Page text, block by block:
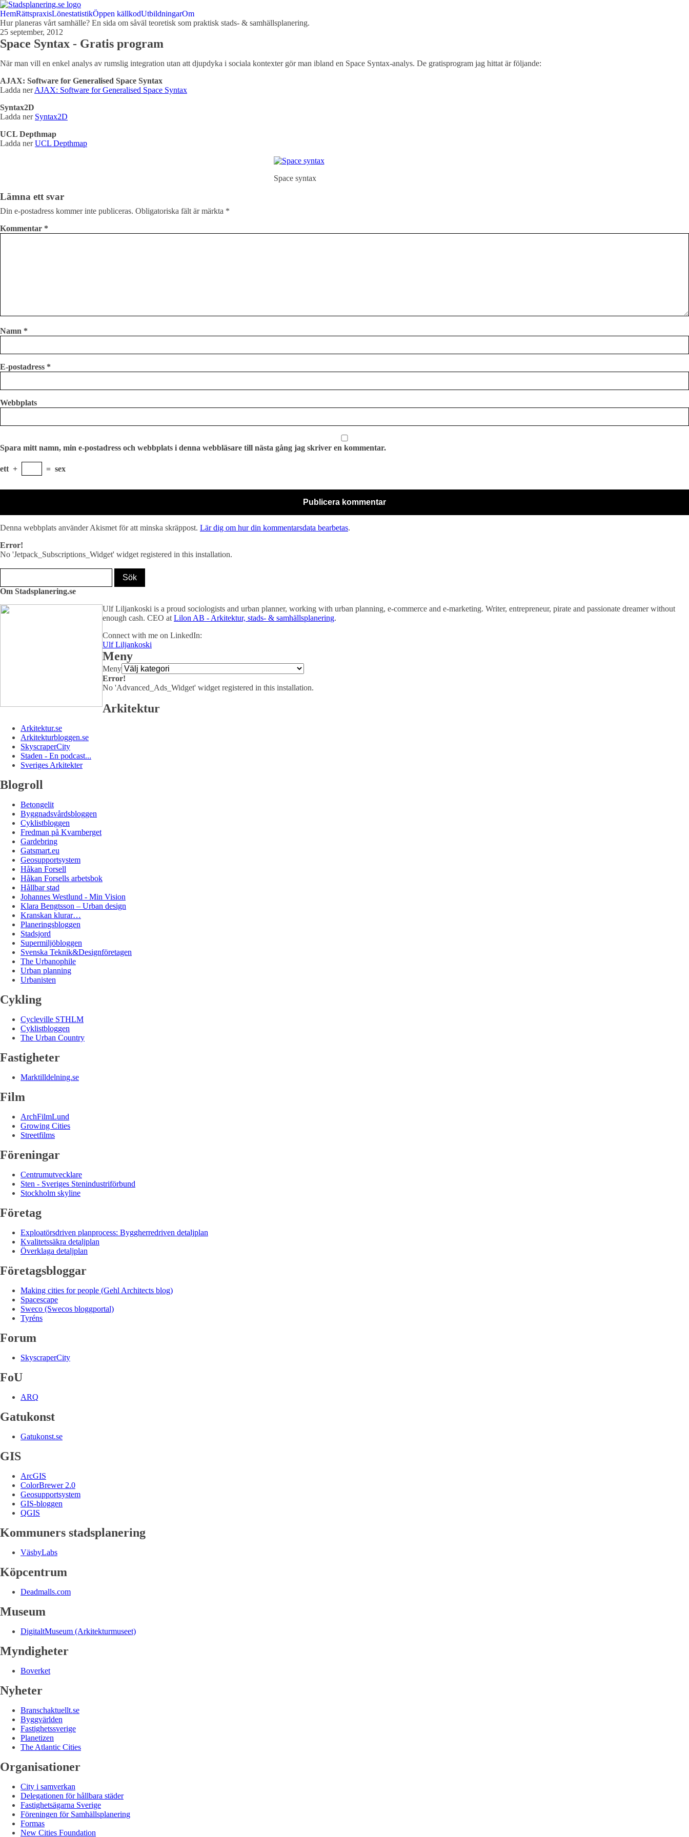
HemRättspraxisLönestatistikÖppen källkodUtbildningarOm
Hur planeras vårt samhälle? En sida om såväl teoretisk som praktisk stads- & samhällsplanering.
25 september, 2012
Space Syntax - Gratis program
När man vill en enkel analys av rumslig integration utan att djupdyka i sociala kontexter gör man ibland en Space Syntax-analys. De gratisprogram jag hittat är följande:
AJAX: Software for Generalised Space Syntax
Ladda nerAJAX: Software for Generalised Space Syntax
Syntax2D
Ladda ner Syntax2D
UCL Depthmap
Ladda nerUCL Depthmap
Space syntax
Lämna ett svar
Din e-postadress kommer inte publiceras. Obligatoriska fält är märkta *
Kommentar *
Namn *
E-postadress *
Webbplats
Spara mitt namn, min e-postadress och webbplats i denna webbläsare till nästa gång jag skriver en kommentar.
ett + = sex
Denna webbplats använder Akismet för att minska skräppost. Lär dig om hur din kommentarsdata bearbetas.
Error!
No 'Jetpack_Subscriptions_Widget' widget registered in this installation.
Om Stadsplanering.se
Ulf Liljankoski is a proud sociologists and urban planner, working with urban planning, e-commerce and e-marketing. Writer, entrepreneur, pirate and passionate dreamer without
enough cash. CEO at Lilon AB - Arkitektur, stads- & samhällsplanering.
Connect with me on LinkedIn:
Ulf Liljankoski
Meny
Meny
Error!
No 'Advanced_Ads_Widget' widget registered in this installation.
Arkitektur
Arkitektur.se
Arkitekturbloggen.se
SkyscraperCity
Staden - En podcast...
Sveriges Arkitekter
Blogroll
Betongelit
Byggnadsvårdsbloggen
Cyklistbloggen
Fredman på Kvarnberget
Gardebring
Gatsmart.eu
Geosupportsystem
Håkan Forsell
Håkan Forsells arbetsbok
Hållbar stad
Johannes Westlund - Min Vision
Klara Bengtsson – Urban design
Kranskan klurar…
Planeringsbloggen
Stadsjord
Supermiljöbloggen
Svenska Teknik&Designföretagen
The Urbanophile
Urban planning
Urbanisten
Cykling
Cycleville STHLM
Cyklistbloggen
The Urban Country
Fastigheter
Marktilldelning.se
Film
ArchFilmLund
Growing Cities
Streetfilms
Föreningar
Centrumutvecklare
Sten - Sveriges Stenindustriförbund
Stockholm skyline
Företag
Exploatörsdriven planprocess: Byggherredriven detaljplan
Kvalitetssäkra detaljplan
Överklaga detaljplan
Företagsbloggar
Making cities for people (Gehl Architects blog)
Spacescape
Sweco (Swecos bloggportal)
Tyréns
Forum
SkyscraperCity
FoU
ARQ
Gatukonst
Gatukonst.se
GIS
ArcGIS
ColorBrewer 2.0
Geosupportsystem
GIS-bloggen
QGIS
Kommuners stadsplanering
VäsbyLabs
Köpcentrum
Deadmalls.com
Museum
DigitaltMuseum (Arkitekturmuseet)
Myndigheter
Boverket
Nyheter
Branschaktuellt.se
Byggvärlden
Fastighetssverige
Planetizen
The Atlantic Cities
Organisationer
City i samverkan
Delegationen för hållbara städer
Fastighetsägarna Sverige
Föreningen för Samhällsplanering
Formas
New Cities Foundation